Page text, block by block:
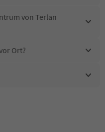
von Terlan
Ort?
Hafner erlaubt?